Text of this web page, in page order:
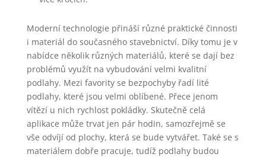
Moderní technologie přináší různé praktické činnosti
i materiál do současného stavebnictví. Díky tomu je v
nabídce několik různých materiálů, které se dají bez
problémů využít na vybudování velmi kvalitní
podlahy. Mezi favority se bezpochyby řadí lité
podlahy, které jsou velmi oblíbené. Přece jenom
vítězí u nich rychlost pokládky. Skutečně celá
aplikace může trvat jen pár hodin, samozřejmě se
vše odvíjí od plochy, která se bude vytvářet. Také se s
materiálem dobře pracuje, tudíž podlahy budou